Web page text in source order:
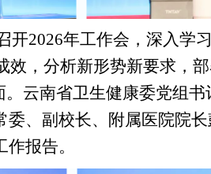
开2026年工作会，深入学
效，分析新形势新要求，
云南省卫生健康委党组
、副校长、附属医院院
报告。